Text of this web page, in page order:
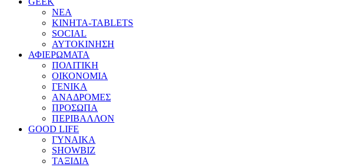
ΝΕΑ
ΚΙΝΗΤΑ-TABLETS
SOCIAL
ΑΥΤΟΚΙΝΗΣΗ
ΑΦΙΕΡΩΜΑΤΑ
ΠΟΛΙΤΙΚΗ
ΟΙΚΟΝΟΜΙΑ
ΓΕΝΙΚΑ
ΑΝΑΔΡΟΜΕΣ
ΠΡΟΣΩΠΑ
ΠΕΡΙΒΑΛΛΟΝ
GOOD LIFE
ΓΥΝΑΙΚΑ
SHOWBIZ
ΤΑΞΙΔΙΑ